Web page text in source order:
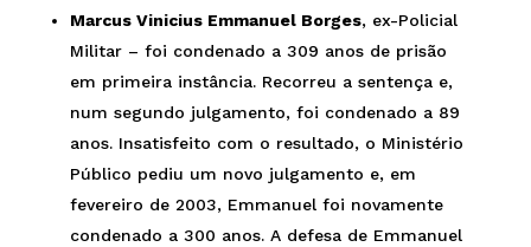
Marcus Vinicius Emmanuel Borges, ex-Policial
Militar – foi condenado a 309 anos de prisão
em primeira instância. Recorreu a sentença e,
num segundo julgamento, foi condenado a 89
anos. Insatisfeito com o resultado, o Ministério
Público pediu um novo julgamento e, em
fevereiro de 2003, Emmanuel foi novamente
condenado a 300 anos. A defesa de Emmanuel